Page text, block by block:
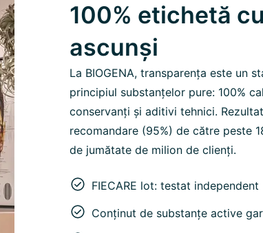
100% etichetă
ascunși
La BIOGENA, transparența este un
principiul substanțelor pure: 100%
conservanți și aditivi tehnici.
recomandare (95%) de către peste
de jumătate de milion de clienți.
FIECARE lot: testat independent
Conținut de substanțe active